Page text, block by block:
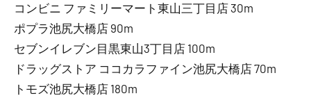
コンビニ ファミリーマート東山三丁目店 30m
ポプラ池尻大橋店 90m
セブンイレブン目黒東山3丁目店 100m
ドラッグストア ココカラファイン池尻大橋店 70m
トモズ池尻大橋店 180m